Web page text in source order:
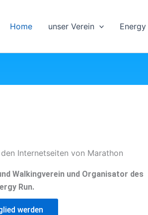
Home unser Verein Energy
Internetseiten von Marathon
Walkingverein und Organisator des
Run.
werden